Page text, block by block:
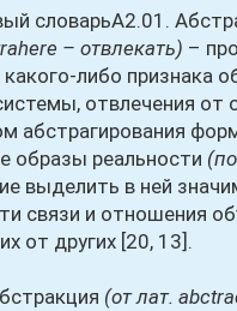
– отвлекать) –
либо признака
отвлечения от
абстрагирования
образы реальности
выделить в ней
связи и отношения
от других [20, 13].
(от лат.